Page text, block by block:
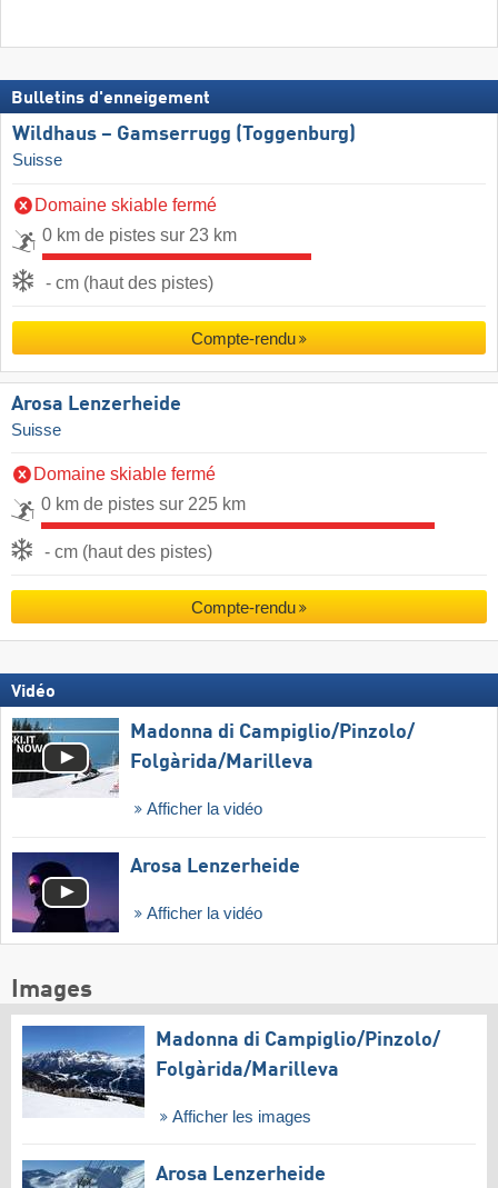
Bulletins d'enneigement
Wildhaus – Gamserrugg (Toggenburg)
Suisse
Domaine skiable fermé
0 km de pistes sur 23 km
- cm (haut des pistes)
Compte-rendu
Arosa Lenzerheide
Suisse
Domaine skiable fermé
0 km de pistes sur 225 km
- cm (haut des pistes)
Compte-rendu
Vidéo
Madonna di Campiglio/​Pinzolo/​
Folgàrida/​Marilleva
Afficher la vidéo
Arosa Lenzerheide
Afficher la vidéo
Images
Madonna di Campiglio/​Pinzolo/​
Folgàrida/​Marilleva
Afficher les images
Arosa Lenzerheide